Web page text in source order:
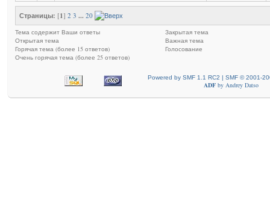
Страницы: [1] 2 3 ... 20
Тема содержит Ваши ответы
Открытая тема
Горячая тема (более 15 ответов)
Очень горячая тема (более 25 ответов)
Закрытая тема
Важная тема
Голосование
Powered by SMF 1.1 RC2 | SMF © 2001-
ADFby Andrey Datso